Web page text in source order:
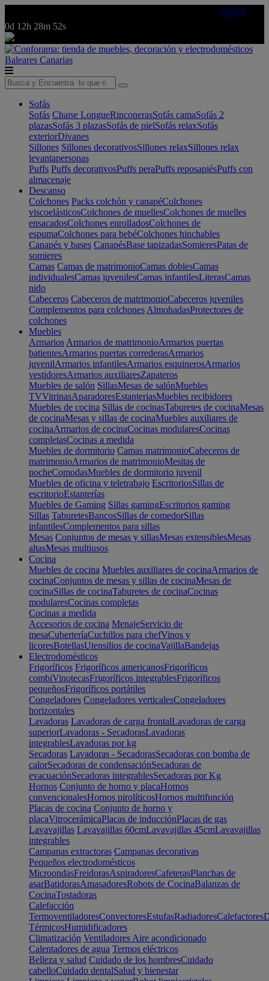
AQUÍ
0d 12h 28m 52s
Baleares Canarias
Sofás
Sofás Chaise LongueRinconerasSofás camaSofás 2
plazasSofás 3 plazasSofás de pielSofás relaxSofás
exteriorDivanes
Sillones Sillones decorativosSillones relaxSillones relax
levantapersonas
Puffs Puffs decorativosPuffs peraPuffs reposapiésPuffs con
almacenaje
Descanso
Colchones Packs colchón y canapéColchones
viscoelásticosColchones de muellesColchones de muelles
ensacadosColchones enrolladosColchones de
espumaColchones para bebéColchones hinchables
Canapés y bases CanapésBase tapizadasSomieresPatas de
somieres
Camas Camas de matrimonioCamas doblesCamas
individualesCamas juvenilesCamas infantilesLiterasCamas
nido
Cabeceros Cabeceros de matrimonioCabeceros juveniles
Complementos para colchones AlmohadasProtectores de
colchones
Muebles
Armarios Armarios de matrimonioArmarios puertas
batientesArmarios puertas correderasArmarios
juvenilArmarios infantilesArmarios esquinerosArmarios
vestidoresArmarios auxiliaresZapateros
Muebles de salón SillasMesas de salónMuebles
TVVitrinasAparadoresEstanteriasMuebles recibidores
Muebles de cocina Sillas de cocinasTaburetes de cocinaMesas
de cocinaMesas y sillas de cocinaMuebles auxiliares de
cocinaArmarios de cocinaCocinas modularesCocinas
completasCocinas a medida
Muebles de dormitorio Camas matrimonioCabeceros de
matrimonioArmarios de matrimonioMesitas de
nocheComodasMuebles de dormitorio juvenil
Muebles de oficina y teletrabajo EscritoriosSillas de
escritorioEstanterías
Muebles de Gaming Sillas gamingEscritorios gaming
Sillas TaburetesBancosSillas de comedorSillas
infantilesComplementos para sillas
Mesas Conjuntos de mesas y sillasMesas extensiblesMesas
altasMesas multiusos
Cocina
Muebles de cocina Muebles auxiliares de cocinaArmarios de
cocinaConjuntos de mesas y sillas de cocinaMesas de
cocinaSillas de cocinaTaburetes de cocinaCocinas
modularesCocinas completas
Cocinas a medida
Accesorios de cocina MenajeServicio de
mesaCuberteríaCuchillos para chefVinos y
licoresBotellasUtensilios de cocinaVajillaBandejas
Electrodomésticos
Frigoríficos Frigoríficos americanosFrigoríficos
combiVinotecasFrigoríficos integrablesFrigoríficos
pequeñosFrigoríficos portátiles
Congeladores Congeladores verticalesCongeladores
horizontales
Lavadoras Lavadoras de carga frontalLavadoras de carga
superiorLavadoras - SecadorasLavadoras
integrablesLavadoras por kg
Secadoras Lavadoras - SecadorasSecadoras con bomba de
calorSecadoras de condensaciónSecadoras de
evacuaciónSecadoras integrablesSecadoras por Kg
Hornos Conjunto de horno y placaHornos
convencionalesHornos pirolíticosHornos multifunción
Placas de cocina Conjunto de horno y
placaVitrocerámicaPlacas de inducciónPlacas de gas
Lavavajillas Lavavajillas 60cmLavavajillas 45cmLavavajillas
integrables
Campanas extractoras Campanas decorativas
Pequeños electrodomésticos
MicroondasFreidorasAspiradoresCafeterasPlanchas de
asarBatidorasAmasadoresRobots de CocinaBalanzas de
CocinaTostadoras
Calefacción
TermoventiladoresConvectoresEstufasRadiadoresCalefactores
TérmicosHumidificadores
Climatización Ventiladores Aire acondicionado
Calentadores de agua Termos eléctricos
Belleza y salud Cuidado de los hombresCuidado
cabelloCuidado dentalSalud y bienestar